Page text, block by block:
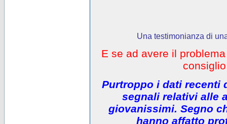
Una testimonianza di
E se ad avere il
Purtroppo i dati recenti
segnali relativi alle
giovanissimi. Segno
hanno affatto